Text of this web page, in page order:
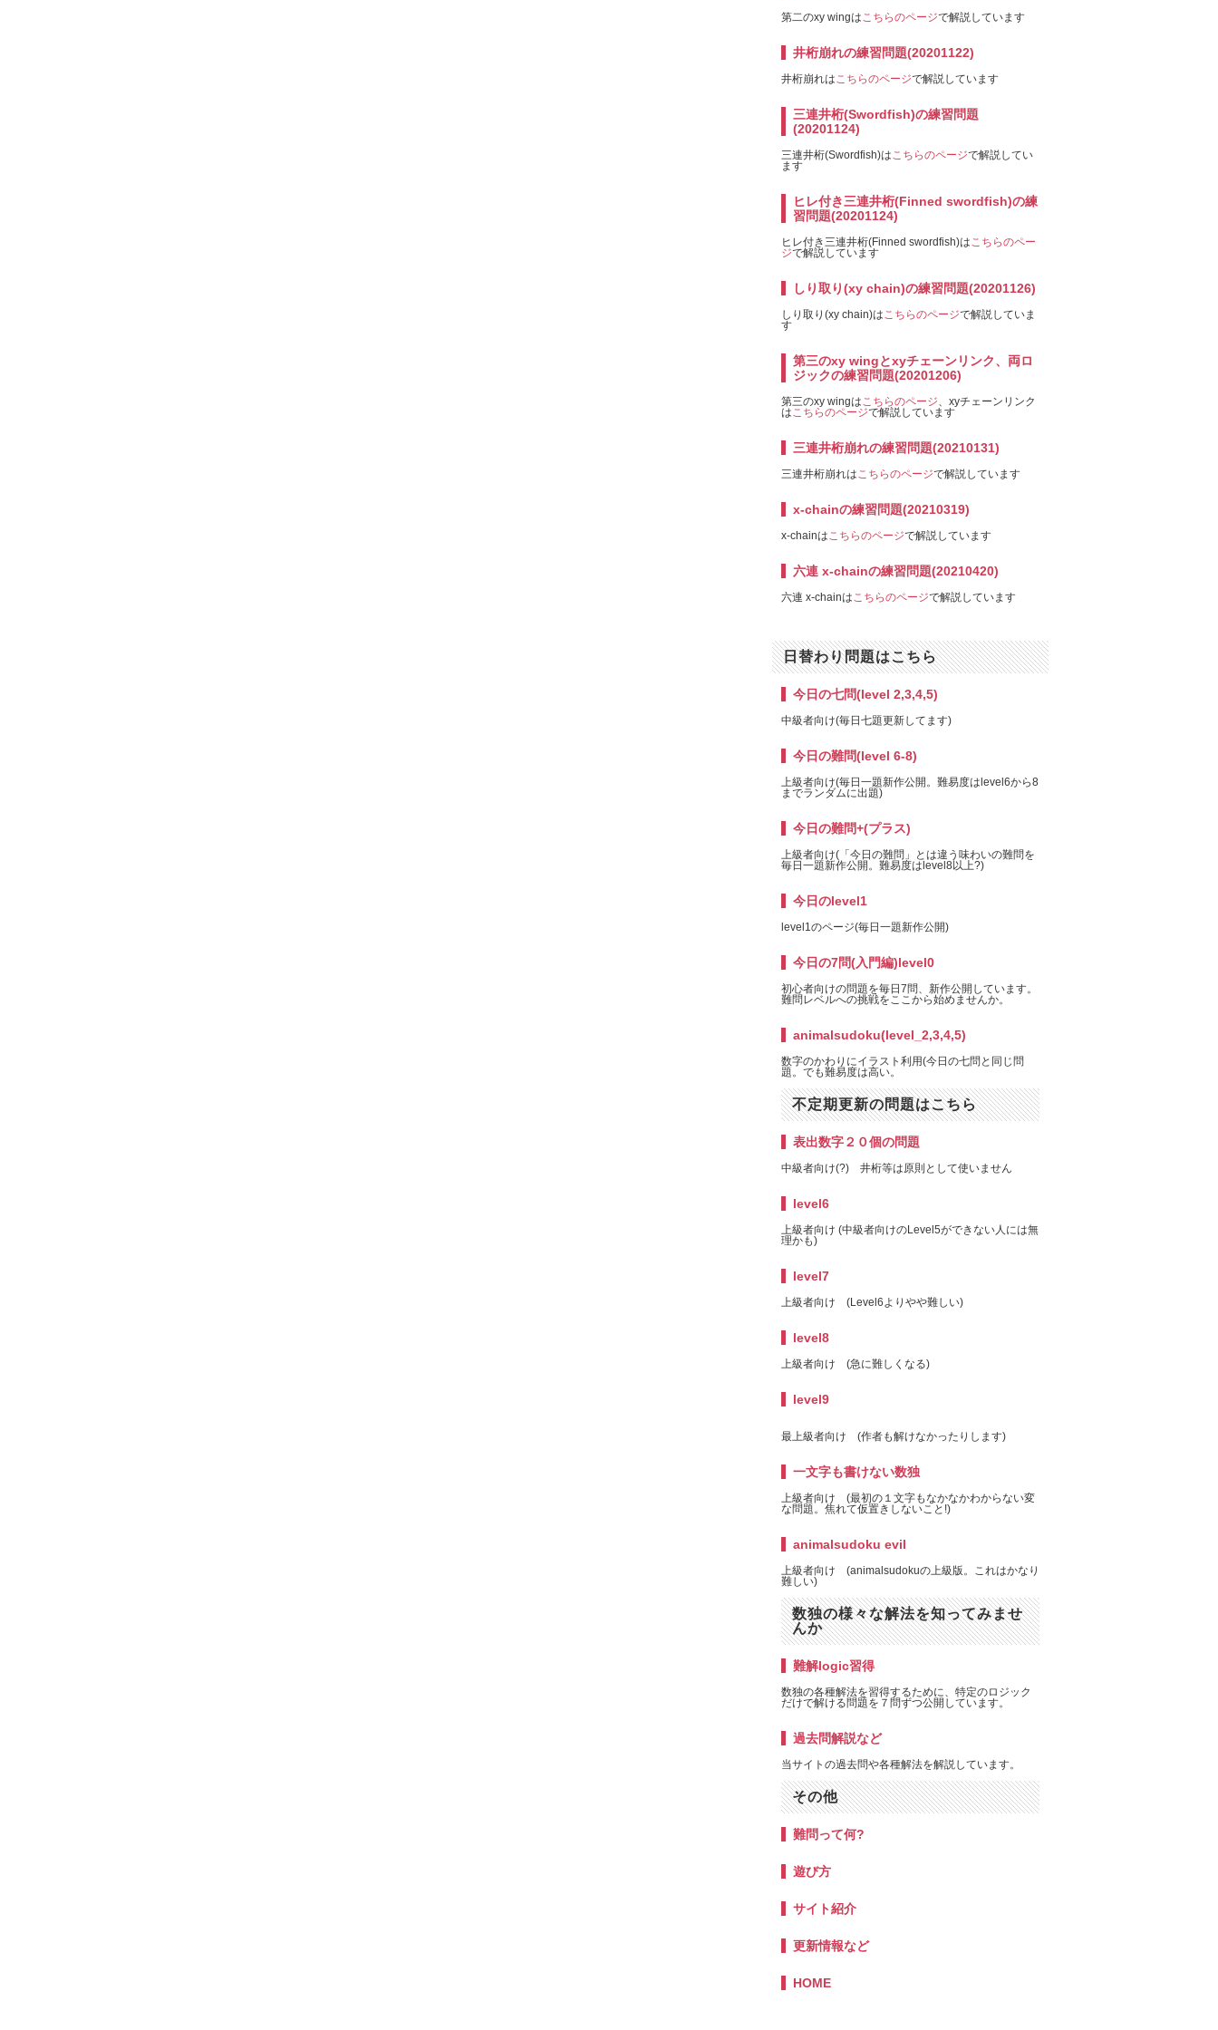
第二のxy wingはこちらのページで解説しています
井桁崩れの練習問題(20201122)
井桁崩れはこちらのページで解説しています
三連井桁(Swordfish)の練習問題
(20201124)
三連井桁(Swordfish)はこちらのページで解説してい
ます
ヒレ付き三連井桁(Finned swordfish)の練
習問題(20201124)
ヒレ付き三連井桁(Finned swordfish)はこちらのペー
ジで解説しています
しり取り(xy chain)の練習問題(20201126)
しり取り(xy chain)はこちらのページで解説していま
す
第三のxy wingとxyチェーンリンク、両ロ
ジックの練習問題(20201206)
第三のxy wingはこちらのページ、xyチェーンリンク
はこちらのページで解説しています
三連井桁崩れの練習問題(20210131)
三連井桁崩れはこちらのページで解説しています
x-chainの練習問題(20210319)
x-chainはこちらのページで解説しています
六連 x-chainの練習問題(20210420)
六連 x-chainはこちらのページで解説しています
日替わり問題はこちら
今日の七問(level 2,3,4,5)
中級者向け(毎日七題更新してます)
今日の難問(level 6-8)
上級者向け(毎日一題新作公開。難易度はlevel6から8
までランダムに出題)
今日の難問+(プラス)
上級者向け(「今日の難問」とは違う味わいの難問を
毎日一題新作公開。難易度はlevel8以上?)
今日のlevel1
level1のページ(毎日一題新作公開)
今日の7問(入門編)level0
初心者向けの問題を毎日7問、新作公開しています。
難問レベルへの挑戦をここから始めませんか。
animalsudoku(level_2,3,4,5)
数字のかわりにイラスト利用(今日の七問と同じ問
題。でも難易度は高い。
不定期更新の問題はこちら
表出数字２０個の問題
中級者向け(?) 井桁等は原則として使いません
level6
上級者向け (中級者向けのLevel5ができない人には無
理かも)
level7
上級者向け (Level6よりやや難しい)
level8
上級者向け (急に難しくなる)
level9
最上級者向け (作者も解けなかったりします)
一文字も書けない数独
上級者向け (最初の１文字もなかなかわからない変
な問題。焦れて仮置きしないこと!)
animalsudoku evil
上級者向け (animalsudokuの上級版。これはかなり
難しい)
数独の様々な解法を知ってみませ
んか
難解logic習得
数独の各種解法を習得するために、特定のロジック
だけで解ける問題を７問ずつ公開しています。
過去問解説など
当サイトの過去問や各種解法を解説しています。
その他
難問って何?
遊び方
サイト紹介
更新情報など
HOME